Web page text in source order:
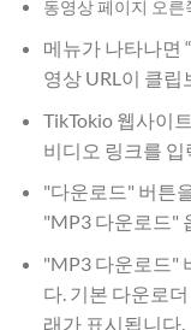
동영상 페이지 오
메뉴가 나타나면
영상 URL이 클
TikTokio 웹사이
비디오 링크를 입
"다운로드" 버튼
"MP3 다운로드"
"MP3 다운로드"
다. 기본 다운로
래가 표시됩니다.